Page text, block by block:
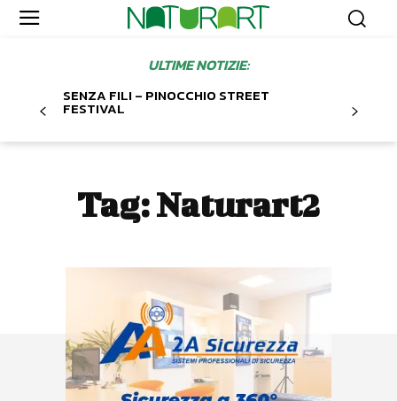
ULTIME NOTIZIE:
SENZA FILI – PINOCCHIO STREET
FESTIVAL
Tag:Naturart2